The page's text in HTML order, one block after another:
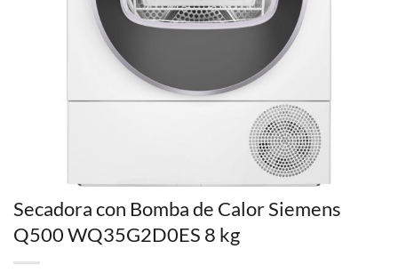
Secadora con Bomba de Calor Siemens
Q500 WQ35G2D0ES 8 kg